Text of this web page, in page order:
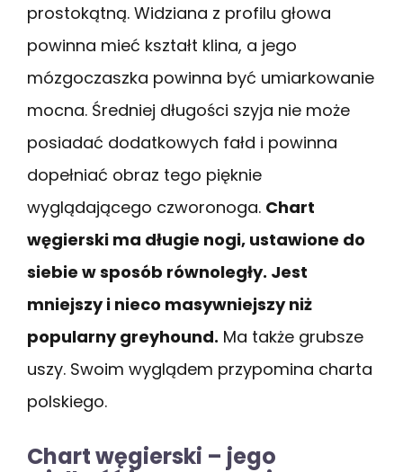
prostokątną. Widziana z profilu głowa
powinna mieć kształt klina, a jego
mózgoczaszka powinna być umiarkowanie
mocna. Średniej długości szyja nie może
posiadać dodatkowych fałd i powinna
dopełniać obraz tego pięknie
wyglądającego czworonoga. Chart
węgierski ma długie nogi, ustawione do
siebie w sposób równoległy. Jest
mniejszy i nieco masywniejszy niż
popularny greyhound. Ma także grubsze
uszy. Swoim wyglądem przypomina charta
polskiego.
Chart węgierski – jego